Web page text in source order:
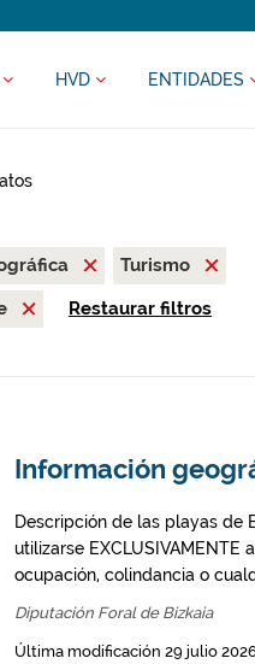
HVD ENTIDADES
Turismo
Restaurar filtros
Información
Descripción de las playas de
utilizarse
ocupación, colindancia o
Diputación Foral de Bizkaia
Última modificación 29 julio